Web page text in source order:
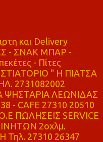
και Delivery
- ΣΝΑΚ ΜΠΑΡ -
- Πίτες
" Η ΠΙΑΤΣΑ
2731082002
ΨΗΣΤΑΡΙΑ ΛΕΩΝΙΔΑΣ
- CAFE 27310 20510
ΠΩΛΗΣΕΙΣ SERVICE
2οχλμ.
Τηλ. 27310 26347